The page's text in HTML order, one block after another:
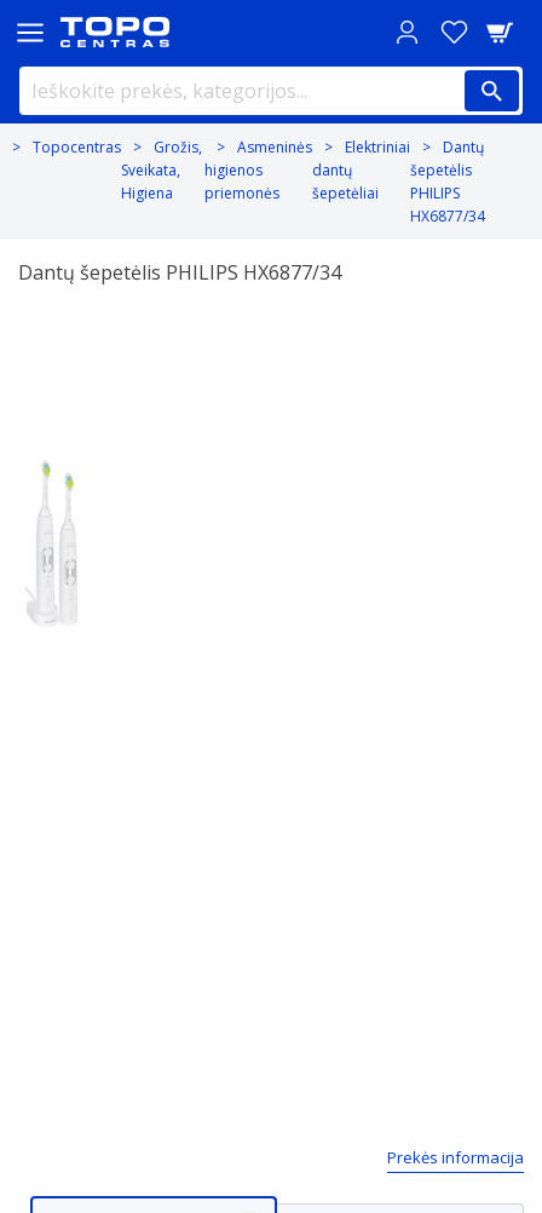
Topocentras
Grožis,
Sveikata,
Higiena
Asmeninės
higienos
priemonės
Elektriniai
dantų
šepetėliai
Dantų
šepetėlis
PHILIPS
HX6877/34
Dantų šepetėlis PHILIPS HX6877/34
Prekės informacija